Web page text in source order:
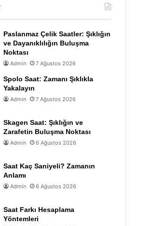
Paslanmaz Çelik Saatler: Şıklığın
ve Dayanıklılığın Buluşma
Noktası
Admin 7 Ağustos 2026
Spolo Saat: Zamanı Şıklıkla
Yakalayın
Admin 7 Ağustos 2026
Skagen Saat: Şıklığın ve
Zarafetin Buluşma Noktası
Admin 6 Ağustos 2026
Saat Kaç Saniyeli? Zamanın
Anlamı
Admin 6 Ağustos 2026
Saat Farkı Hesaplama
Yöntemleri